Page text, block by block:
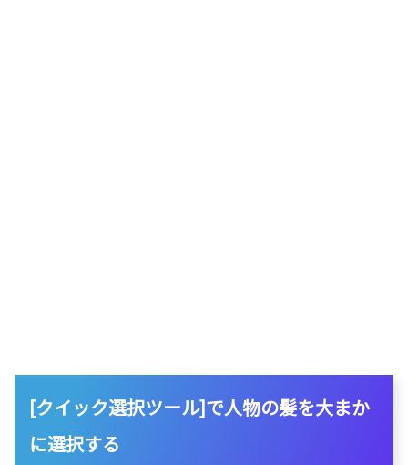
[クイック選択ツール]で人物の髪を大まか
に選択する